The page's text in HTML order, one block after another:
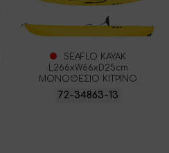
SEAFLO ΚΑΥΑΚ
L266xW66xD25cm
ΜΟΝΟΘΕΣΙΟ ΚΙΤΡΙΝΟ
72-34863-13